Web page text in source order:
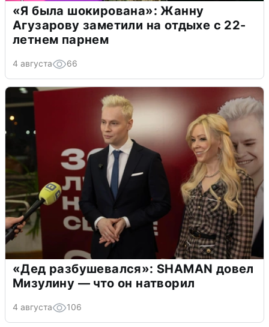
«Я была шокирована»: Жанну
Агузарову заметили на отдыхе с 22-
летнем парнем
4 августа 66
«Дед разбушевался»: SHAMAN довел
Мизулину — что он натворил
4 августа 106